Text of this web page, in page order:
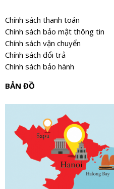
Chính sách thanh toán
Chính sách bảo mật thông tin
Chính sách vận chuyển
Chính sách đổi trả
Chính sách bảo hành
BẢN ĐỒ